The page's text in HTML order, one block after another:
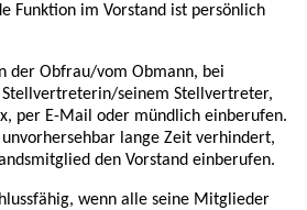
Funktion im Vorstand ist persönlich
der Obfrau/vom Obmann, bei
Stellvertreterin/seinem Stellvertreter,
per E-Mail oder mündlich einberufen.
lange Zeit verhindert,
den Vorstand einberufen.
wenn alle seine Mitglieder